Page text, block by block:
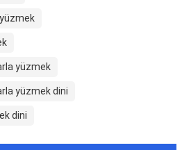
yüzmek
yüzmek dini
dini